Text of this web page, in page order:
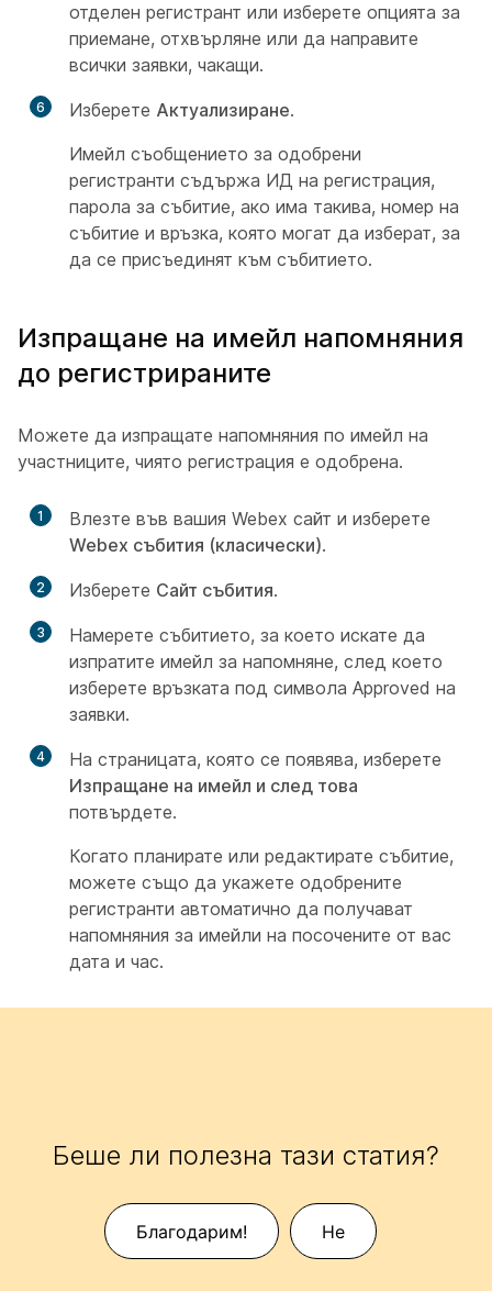
отделен регистрант или изберете опцията за
приемане, отхвърляне или да направите
всички заявки, чакащи.
6 Изберете Актуализиране.
Имейл съобщението за одобрени
регистранти съдържа ИД на регистрация,
парола за събитие, ако има такива, номер на
събитие и връзка, която могат да изберат, за
да се присъединят към събитието.
Изпращане на имейл напомняния
до регистрираните
Можете да изпращате напомняния по имейл на
участниците, чиято регистрация е одобрена.
1
Влезте във вашия Webex сайт и изберете
Webex събития (класически).
2 Изберете Сайт събития.
3
Намерете събитието, за което искате да
изпратите имейл за напомняне, след което
изберете връзката под символа Approved на
заявки.
4
На страницата, която се появява, изберете
Изпращане на имейл и след това
потвърдете.
Когато планирате или редактирате събитие,
можете също да укажете одобрените
регистранти автоматично да получават
напомняния за имейли на посочените от вас
дата и час.
Беше ли полезна тази статия?
Благодарим! Не